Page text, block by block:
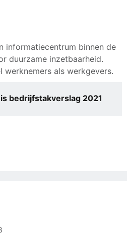
informatiecentrum binnen de
duurzame inzetbaarheid.
als werkgevers.
bedrijfstakverslag 2021